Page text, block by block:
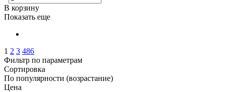
В корзину
Показать еще
1 2 3 486
Фильтр по параметрам
Сортировка
По популярности (возрастание)
Цена